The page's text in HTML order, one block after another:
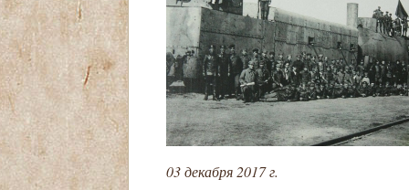
д
е
с
ь
03 декабря 2017 г.